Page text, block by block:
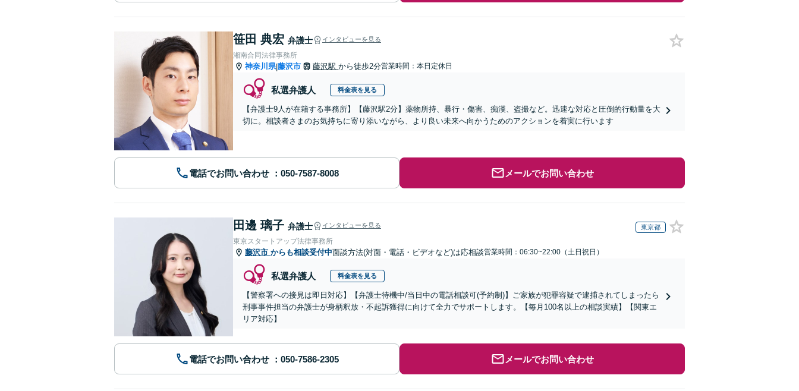
笹田 典宏 弁護士 インタビューを見る
湘南合同法律事務所
神奈川県|藤沢市 藤沢駅 から徒歩2分営業時間：本日定休日
私選弁護人 料金表を見る
【弁護士9人が在籍する事務所】【藤沢駅2分】薬物所持、暴行・傷害、痴漢、盗撮など。迅速な対応と圧倒的行動量を大
切に。相談者さまのお気持ちに寄り添いながら、より良い未来へ向かうためのアクションを着実に行います
電話でお問い合わせ メールでお問い合わせ
田邊 璃子 弁護士 インタビューを見る 東京都
東京スタートアップ法律事務所
藤沢市 からも相談受付中面談方法(対面・電話・ビデオなど)は応相談営業時間：06:30~22:00（土日祝日）
私選弁護人 料金表を見る
【警察署への接見は即日対応】【弁護士待機中/当日中の電話相談可(予約制)】ご家族が犯罪容疑で逮捕されてしまったら
刑事事件担当の弁護士が身柄釈放・不起訴獲得に向けて全力でサポートします。【毎月100名以上の相談実績】【関東エ
リア対応】
電話でお問い合わせ メールでお問い合わせ